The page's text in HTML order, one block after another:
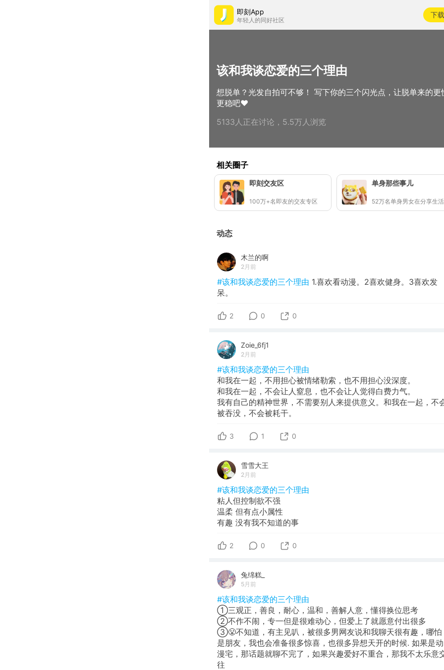
即刻App
年轻人的同好社区
下载
该和我谈恋爱的三个理由
想脱单？光发自拍可不够！ 写下你的三个闪光点，让脱单来的更
更稳吧❤️
5133人正在讨论，5.5万人浏览
相关圈子
即刻交友区
100万+名即友的交友专区
单身那些事儿
52万名单身男女在分享生活
动态
木兰的啊
2月前
#该和我谈恋爱的三个理由 1.喜欢看动漫。2喜欢健身。3喜欢发
呆。
2 0 0
Zoie_6fj1
2月前
#该和我谈恋爱的三个理由
和我在一起，不用担心被情绪勒索，也不用担心没深度。
和我在一起，不会让人窒息，也不会让人觉得白费力气。
我有自己的精神世界，不需要别人来提供意义。和我在一起，不
被吞没，不会被耗干。
3 1 0
雪雪大王
2月前
#该和我谈恋爱的三个理由
粘人但控制欲不强
温柔 但有点小属性
有趣 没有我不知道的事
2 0 0
兔绵糕_
5月前
#该和我谈恋爱的三个理由
①三观正，善良，耐心，温和，善解人意，懂得换位思考
②不作不闹，专一但是很难动心，但爱上了就愿意付出很多
③😤不知道，有主见叭，被很多男网友说和我聊天很有趣，哪怕
是朋友，我也会准备很多惊喜，也很多异想天开的时候. 如果是动
漫宅，那话题就聊不完了，如果兴趣爱好不重合，那我不太乐意
往